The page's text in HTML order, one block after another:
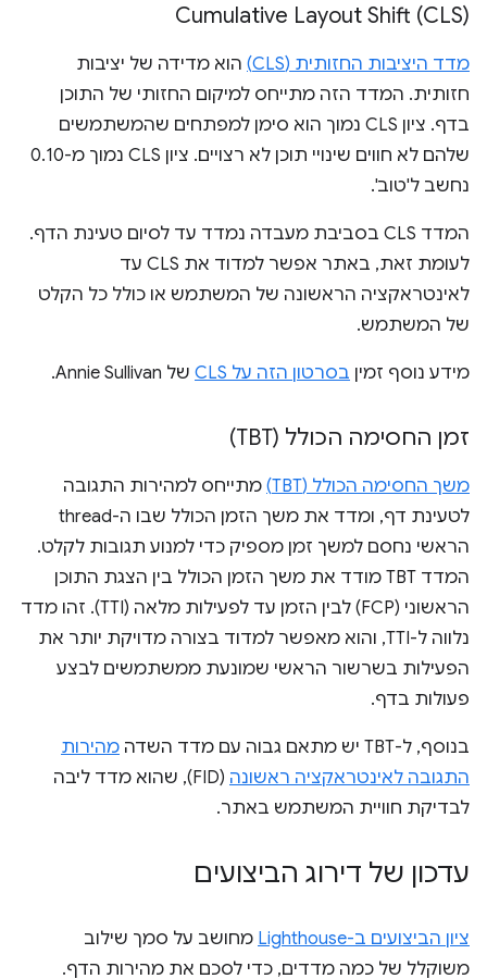
Cumulative Layout Shift (CLS)
מדד היציבות החזותית (CLS)
הוא מדידה של יציבות
חזותית. המדד הזה מתייחס למיקום החזותי של התוכן
בדף. ציון CLS נמוך הוא סימן למפתחים שהמשתמשים
שלהם לא חווים שינויי תוכן לא רצויים. ציון CLS נמוך מ-0.10
נחשב ל'טוב'.
המדד CLS בסביבת מעבדה נמדד עד לסיום טעינת הדף.
לעומת זאת, באתר אפשר למדוד את CLS עד
לאינטראקציה הראשונה של המשתמש או כולל כל הקלט
של המשתמש.
מידע נוסף זמין בסרטון הזה על CLS של Annie Sullivan.
זמן החסימה הכולל (TBT)
משך החסימה הכולל (TBT)
מתייחס למהירות התגובה
לטעינת דף, ומדד את משך הזמן הכולל שבו ה-thread
הראשי נחסם למשך זמן מספיק כדי למנוע תגובות לקלט.
המדד TBT מודד את משך הזמן הכולל בין הצגת התוכן
הראשוני (FCP) לבין הזמן עד לפעילות מלאה (TTI). זהו מדד
נלווה ל-TTI, והוא מאפשר למדוד בצורה מדויקת יותר את
הפעילות בשרשור הראשי שמונעת ממשתמשים לבצע
פעולות בדף.
בנוסף, ל-TBT יש מתאם גבוה עם מדד השדה
מהירות
התגובה לאינטראקציה ראשונה
(FID), שהוא מדד ליבה
לבדיקת חוויית המשתמש באתר.
עדכון של דירוג הביצועים
ציון הביצועים ב-Lighthouse
מחושב על סמך שילוב
משוקלל של כמה מדדים, כדי לסכם את מהירות הדף.